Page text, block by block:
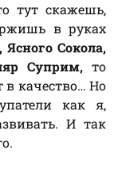
тут скажешь,
в руках
Сокола,
Суприм,то
качество… Но
как я,
И так